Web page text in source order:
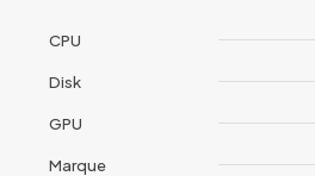
CPU
Disk
GPU
Marque